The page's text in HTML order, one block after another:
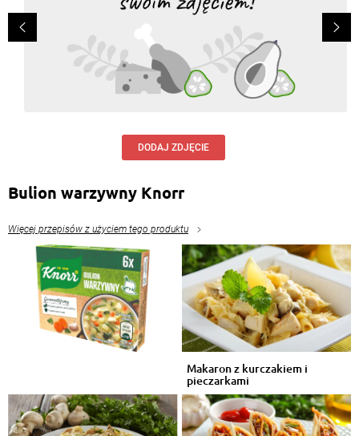
DODAJ ZDJĘCIE
Bulion warzywny Knorr
Więcej przepisów z użyciem tego produktu
Makaron z kurczakiem i
pieczarkami